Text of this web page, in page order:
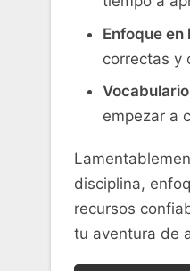
Enfoque en
correctas y
empezar ‌a
disciplina,
recursos
tu aventura de